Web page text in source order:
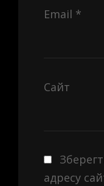
Email *
Сайт
адресу